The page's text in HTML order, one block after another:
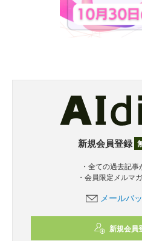
新規会員登録
・全ての過去記
・会員限定メルマ
メールバ
新規会員